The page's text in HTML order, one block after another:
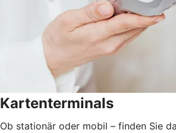
Kartenterminals
Ob stationär oder mobil – finden Sie